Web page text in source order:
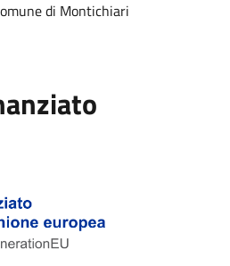
di Montichiari